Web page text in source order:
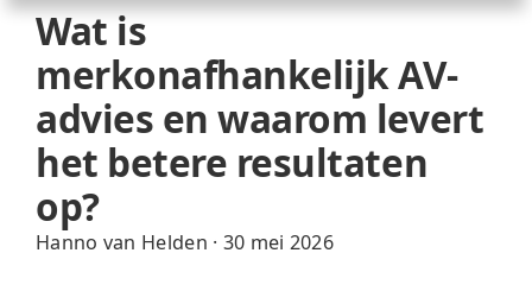
Oplossingen
Ruimtes
Diensten
Producten
Wat is
merkonafhankelijk AV-
advies en waarom levert
het betere resultaten
op?
Hanno van Helden · 30 mei 2026